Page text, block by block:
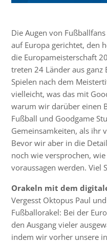
Die Augen von
auf Europa gerichtet, den
die Europameisterschaft
treten 24 Länder aus ganz
Spielen nach dem
vielleicht, was das mit
warum wir darüber einen
Fußball und Goodgame
Gemeinsamkeiten, als ihr
Bevor wir aber in die
noch wie versprochen,
voraussagen werden. Viel
Orakeln mit dem
Vergesst Oktopus Paul
Fußballorakel: Bei der
den Ausgang vieler
indem wir vorher unsere